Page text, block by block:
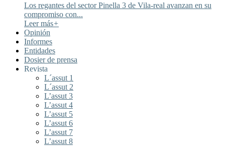
Los regantes del sector Pinella 3 de Vila-real avanzan en su
compromiso con...
Leer más+
Opinión
Informes
Entidades
Dosier de prensa
Revista
L´assut 1
L´assut 2
L’assut 3
L’assut 4
L’assut 5
L’assut 6
L’assut 7
L’assut 8